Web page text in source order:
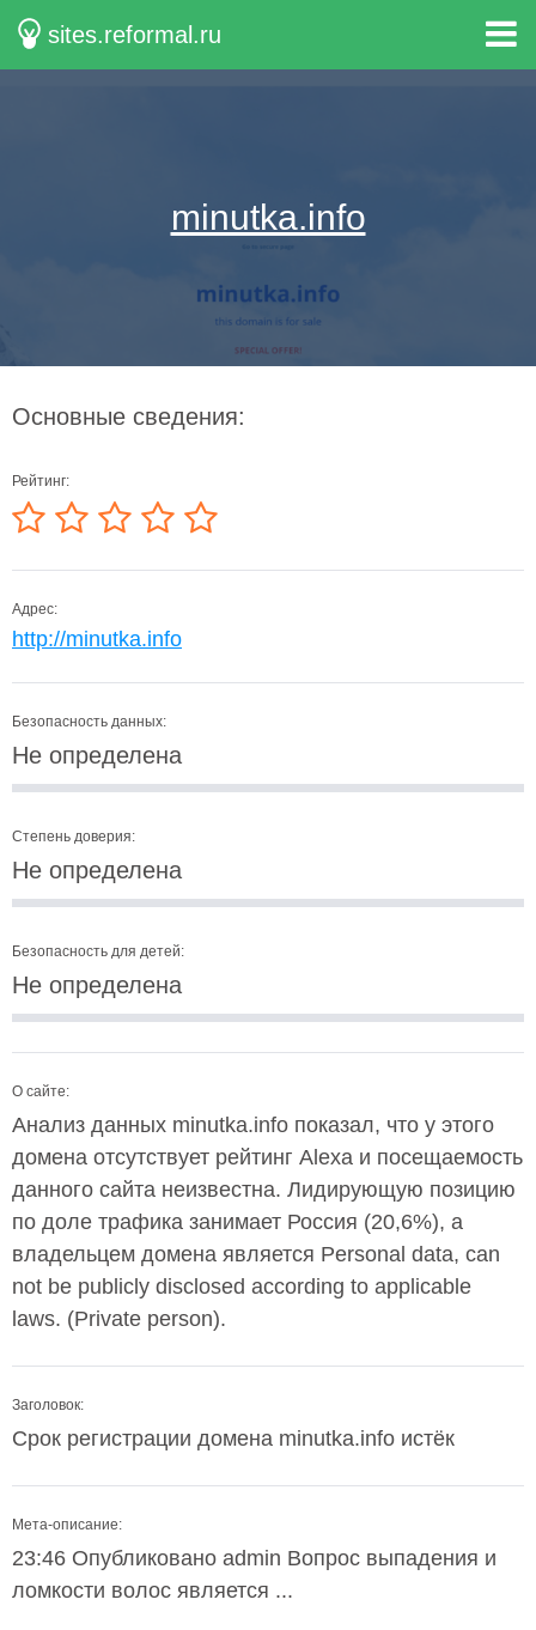
sites.reformal.ru
minutka.info
Основные сведения:
Рейтинг:
Адрес:
http://minutka.info
Безопасность данных:
Не определена
Степень доверия:
Не определена
Безопасность для детей:
Не определена
О сайте:
Анализ данных minutka.info показал, что у этого
домена отсутствует рейтинг Alexa и посещаемость
данного сайта неизвестна. Лидирующую позицию
по доле трафика занимает Россия (20,6%), а
владельцем домена является Personal data, can
not be publicly disclosed according to applicable
laws. (Private person).
Заголовок:
Срок регистрации домена minutka.info истёк
Мета-описание:
23:46 Опубликовано admin Вопрос выпадения и
ломкости волос является ...